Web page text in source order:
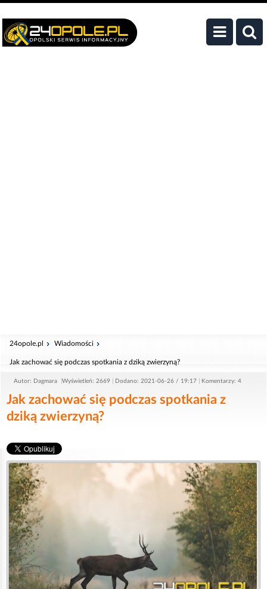
24opole.pl Wiadomości
Jak zachować się podczas spotkania z dziką zwierzyną?
Autor: Dagmara Wyświetleń: 2669 Dodano: 2021-06-26 / 19:17 Komentarzy: 4
Jak zachować się podczas spotkania z
dziką zwierzyną?